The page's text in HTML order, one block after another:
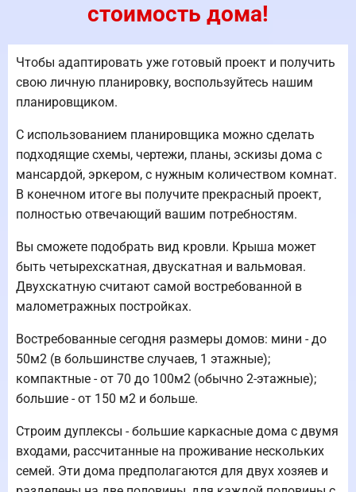
стоимость дома!
Чтобы адаптировать уже готовый проект и получить
свою личную планировку, воспользуйтесь нашим
планировщиком.
С использованием планировщика можно сделать
подходящие схемы, чертежи, планы, эскизы дома с
мансардой, эркером, с нужным количеством комнат.
В конечном итоге вы получите прекрасный проект,
полностью отвечающий вашим потребностям.
Вы сможете подобрать вид кровли. Крыша может
быть четырехскатная, двускатная и вальмовая.
Двухскатную считают самой востребованной в
малометражных постройках.
Востребованные сегодня размеры домов: мини - до
50м2 (в большинстве случаев, 1 этажные);
компактные - от 70 до 100м2 (обычно 2-этажные);
большие - от 150 м2 и больше.
Строим дуплексы - большие каркасные дома с двумя
входами, рассчитанные на проживание нескольких
семей. Эти дома предполагаются для двух хозяев и